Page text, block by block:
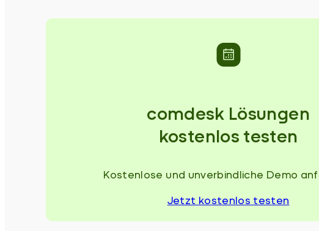
comdesk Lösungen
kostenlos testen
Kostenlose und unverbindliche Demo
Jetzt kostenlos testen